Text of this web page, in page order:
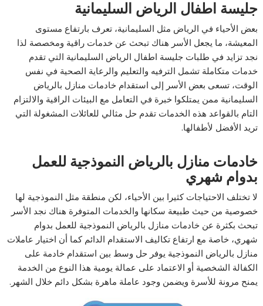
جليسة اطفال الرياض السليمانية
بعض الأحياء في الرياض مثل السليمانية، تعرف بارتفاع مستوى
المعيشة، ما يجعل الأسر هناك تبحث عن خدمات راقية ومخصصة لذا
نجد تزايد في طلبات جليسة اطفال الرياض السليمانية التي تقدم
خدمات متكاملة تشمل الترفيه والتعليم والرعاية الصحية في نفس
الوقت، تسعى بعض الأسر إلى استقدام خادمات منازل بالرياض
السليمانية ممن يمتلكوا خبرة في التعامل مع البيئات الراقية والالتزام
التام بالقواعد هذه الخدمات تقدم حل مثالي للعائلات المشغولة التي
تريد الأفضل لأطفالها.
خادمات منازل بالرياض النموذجية للعمل
بدوام شهري
لا تختلف الاحتياجات كثيرا بين الأحياء، لكن منطقة مثل النموذجية لها
خصوصية من حيث طبيعة سكانها والخدمات المتوفرة هناك نجد الأسر
تبحث بكثرة عن خادمات منازل بالرياض النموذجية للعمل بدوام
شهري، خاصة مع ارتفاع تكاليف الاستقدام الدائم كما أن اختيار عاملات
منازل بالرياض النموذجية يوفر حل وسط بين استقدام خادمة على
الكفالة الشخصية أو الاعتماد على عمالة يومية هذا النوع من الخدمة
يمنح مرونة للأسرة ويضمن وجود عاملة ماهرة بشكل دائم خلال الشهر.